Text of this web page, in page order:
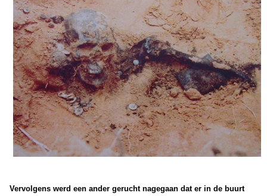
Vervolgens werd een ander gerucht nagegaan dat er in de buurt